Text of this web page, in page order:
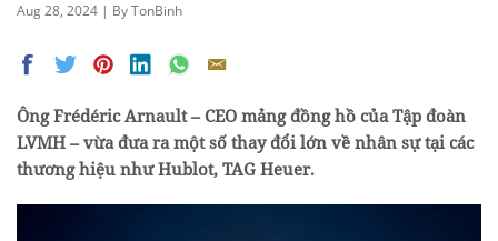
Aug 28, 2024 | By TonBinh
Ông Frédéric Arnault – CEO mảng đồng hồ của Tập đoàn
LVMH – vừa đưa ra một số thay đổi lớn về nhân sự tại các
thương hiệu như Hublot, TAG Heuer.